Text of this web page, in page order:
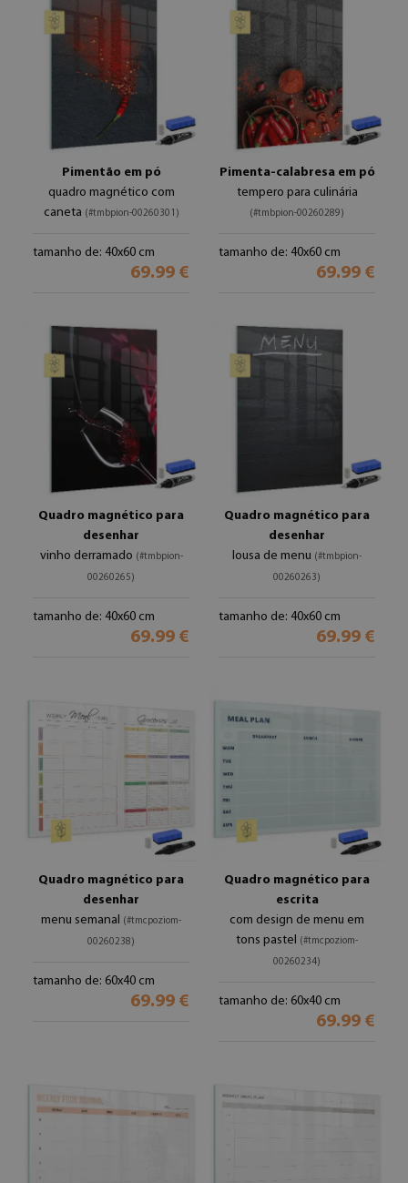
Pimentão em pó
quadro magnético com
caneta (#tmbpion-00260301)
tamanho de: 40x60 cm
69.99 €
Pimenta-calabresa em pó
tempero para culinária
(#tmbpion-00260289)
tamanho de: 40x60 cm
69.99 €
Quadro magnético para
desenhar
vinho derramado (#tmbpion-
00260265)
tamanho de: 40x60 cm
69.99 €
Quadro magnético para
desenhar
lousa de menu (#tmbpion-
00260263)
tamanho de: 40x60 cm
69.99 €
Quadro magnético para
desenhar
menu semanal (#tmcpoziom-
00260238)
tamanho de: 60x40 cm
69.99 €
Quadro magnético para
escrita
com design de menu em
tons pastel (#tmcpoziom-
00260234)
tamanho de: 60x40 cm
69.99 €